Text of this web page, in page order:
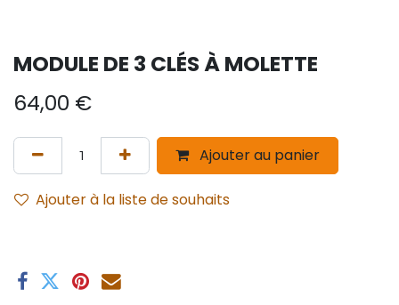
MODULE DE 3 CLÉS À MOLETTE
64,00 €
Ajouter au panier
Ajouter à la liste de souhaits